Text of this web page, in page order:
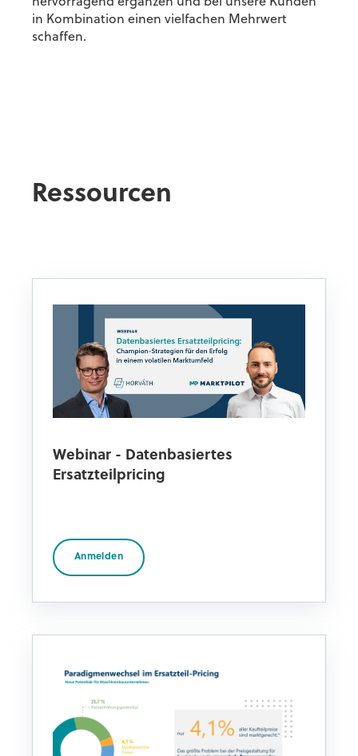
in Kombination einen vielfachen Mehrwert
schaffen.
Ressourcen
Webinar - Datenbasiertes
Ersatzteilpricing
Anmelden